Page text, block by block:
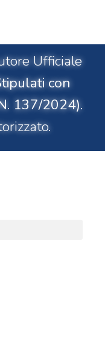
Ufficiale
con
137/2024).